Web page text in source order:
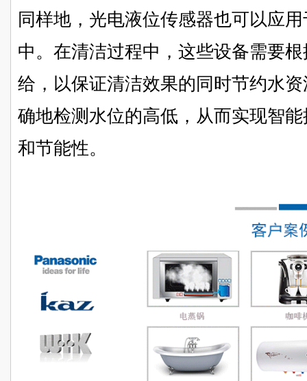
同样地，光电液位传感器也可以应
中。在清洁过程中，这些设备需要
给，以保证清洁效果的同时节约水
确地检测水位的高低，从而实现智
和节能性。